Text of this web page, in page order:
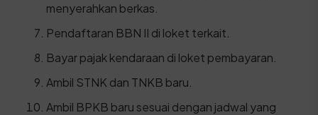
menyerahkan berkas.
Pendaftaran BBN II di loket terkait.
Bayar pajak kendaraan di loket pembayaran.
Ambil STNK dan TNKB baru.
Ambil BPKB baru sesuai dengan jadwal yang